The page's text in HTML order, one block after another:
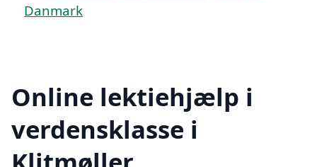
Danmark
Online lektiehjælp i
verdensklasse i